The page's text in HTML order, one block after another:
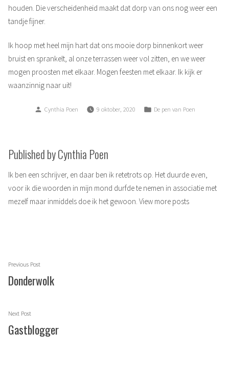
houden. Die verscheidenheid maakt dat dorp van ons nog weer een
tandje fijner.
Ik hoop met heel mijn hart dat ons mooie dorp binnenkort weer
bruist en sprankelt, al onze terrassen weer vol zitten, en we weer
mogen proosten met elkaar. Mogen feesten met elkaar. Ik kijk er
waanzinnig naar uit!
Posted
Cynthia Poen 9 oktober, 2020
Posted
De pen van Poen
Published by Cynthia Poen
Ik ben een schrijver, en daar ben ik retetrots op. Het duurde even,
voor ik die woorden in mijn mond durfde te nemen in associatie met
mezelf maar inmiddels doe ik het gewoon. View more posts
Berichtnavigatie
Previous PostPrevious
post:
Donderwolk
Next PostNext
post:
Gastblogger